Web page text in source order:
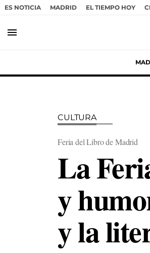
ES NOTICIA MADRID EL TIEMPO HOY
menu
CULTURA
Feria del Libro de Madrid
La
y
y la